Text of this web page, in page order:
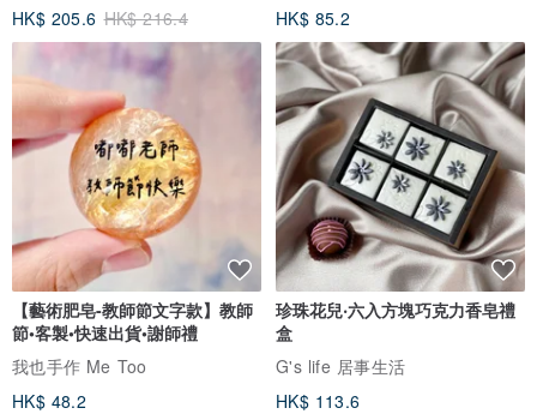
HK$ 205.6 HK$ 216.4
HK$ 85.2
【藝術肥皂-教師節文字款】教師
節•客製•快速出貨•謝師禮
我也手作 Me Too
HK$ 48.2
珍珠花兒‧六入方塊巧克力香皂禮
盒
G's life 居事生活
HK$ 113.6